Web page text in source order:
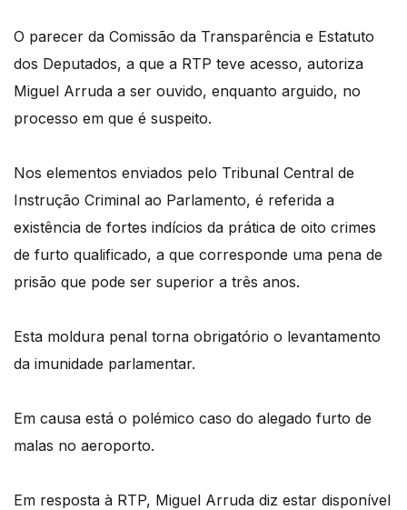
O parecer da Comissão da Transparência e Estatuto
dos Deputados, a que a RTP teve acesso, autoriza
Miguel Arruda a ser ouvido, enquanto arguido, no
processo em que é suspeito.
Nos elementos enviados pelo Tribunal Central de
Instrução Criminal ao Parlamento, é referida a
existência de fortes indícios da prática de oito crimes
de furto qualificado, a que corresponde uma pena de
prisão que pode ser superior a três anos.
Esta moldura penal torna obrigatório o levantamento
da imunidade parlamentar.
Em causa está o polémico caso do alegado furto de
malas no aeroporto.
Em resposta à RTP, Miguel Arruda diz estar disponível